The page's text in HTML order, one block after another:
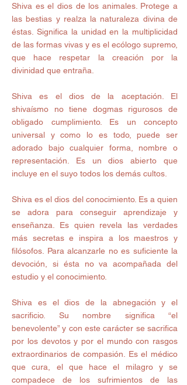
Shiva es el dios de los animales. Protege a
las bestias y realza la naturaleza divina de
éstas. Significa la unidad en la multiplicidad
de las formas vivas y es el ecólogo supremo,
que hace respetar la creación por la
divinidad que entraña.
Shiva es el dios de la aceptación. El
shivaísmo no tiene dogmas rigurosos de
obligado cumplimiento. Es un concepto
universal y como lo es todo, puede ser
adorado bajo cualquier forma, nombre o
representación. Es un dios abierto que
incluye en el suyo todos los demás cultos.
Shiva es el dios del conocimiento. Es a quien
se adora para conseguir aprendizaje y
enseñanza. Es quien revela las verdades
más secretas e inspira a los maestros y
filósofos. Para alcanzarle no es suficiente la
devoción, si ésta no va acompañada del
estudio y el conocimiento.
Shiva es el dios de la abnegación y el
sacrificio. Su nombre significa “el
benevolente” y con este carácter se sacrifica
por los devotos y por el mundo con rasgos
extraordinarios de compasión. Es el médico
que cura, el que hace el milagro y se
compadece de los sufrimientos de las